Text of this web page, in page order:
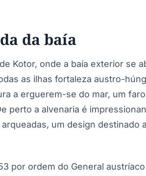
da baía
Kotor, onde a baía exterior se
as ilhas fortaleza austro-
a erguerem-se do mar, um
perto a alvenaria é
um design destinado
por ordem do General